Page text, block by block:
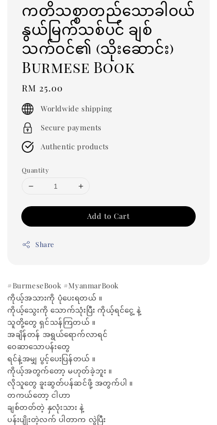
ကတိသစ္စာတည်သောခါဝယ်
နွယ်မြက်သစ်ပင် ချစ်
သက်ဝင်၏ (သိုးဆောင်း)
Burmese Book
Regular
price
RM 25.00
Worldwide shipping
Secure payments
Authentic products
Quantity
Add to Cart
Share
#BurmeseBook #MyanmarBook
ကိုယ့်အသားကို ပုံပေးရတယ် ။
ကိုယ့်သွေးကို သောက်သုံးပြီး ကိုယ့်ရင်ငွေ့ နဲ့
သူတို့တွေ ရှင်သန်ကြတယ် ။
အချိန်တန် အရွယ်ရောက်လာရင်
ဝေဆာသောပန်းတွေ
ရင်နဲ့အမျှ ပွင့်ပေးပြန်တယ် ။
ကိုယ့်အတွက်တော့ မဟုတ်ခဲ့ဘူး ။
လိုသူတွေ ခူးဆွတ်ပန်ဆင်ဖို့ အတွက်ပါ ။
တကယ်တော့ ငါဟာ
ချစ်တတ်တဲ့ နှလုံးသား နဲ့
ပန်းပျိုးတဲ့လက် ပါတာက လွဲပြီး